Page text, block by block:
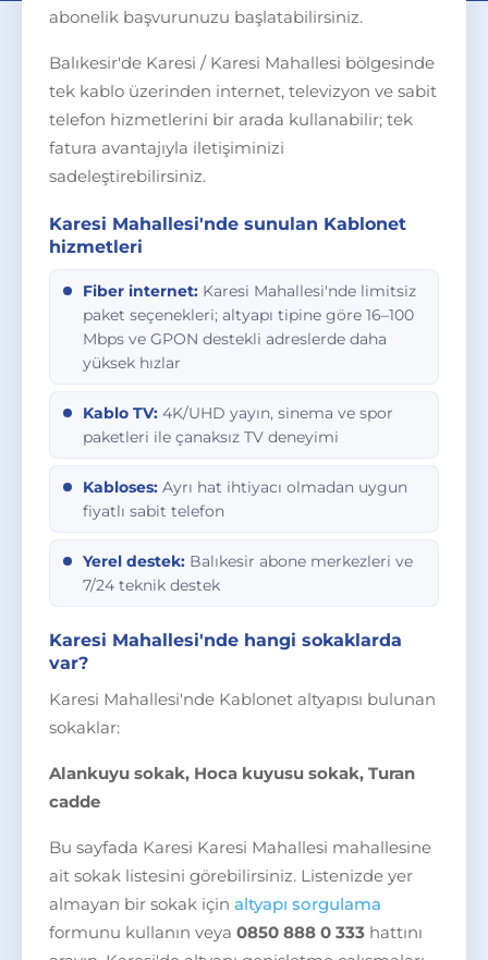
abonelik başvurunuzu başlatabilirsiniz.
Balıkesir'de Karesi / Karesi Mahallesi bölgesinde
tek kablo üzerinden internet, televizyon ve sabit
telefon hizmetlerini bir arada kullanabilir; tek
fatura avantajıyla iletişiminizi
sadeleştirebilirsiniz.
Karesi Mahallesi'nde sunulan Kablonet
hizmetleri
Fiber internet: Karesi Mahallesi'nde limitsiz
paket seçenekleri; altyapı tipine göre 16–100
Mbps ve GPON destekli adreslerde daha
yüksek hızlar
Kablo TV: 4K/UHD yayın, sinema ve spor
paketleri ile çanaksız TV deneyimi
Kabloses: Ayrı hat ihtiyacı olmadan uygun
fiyatlı sabit telefon
Yerel destek: Balıkesir abone merkezleri ve
7/24 teknik destek
Karesi Mahallesi'nde hangi sokaklarda
var?
Karesi Mahallesi'nde Kablonet altyapısı bulunan
sokaklar:
Alankuyu sokak, Hoca kuyusu sokak, Turan
cadde
Bu sayfada Karesi Karesi Mahallesi mahallesine
ait sokak listesini görebilirsiniz. Listenizde yer
almayan bir sokak için altyapı sorgulama
formunu kullanın veya 0850 888 0 333 hattını